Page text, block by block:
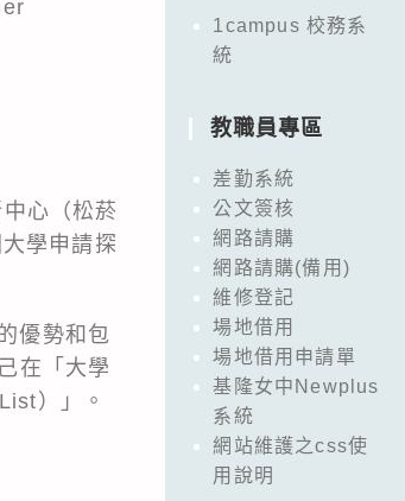
心（松菸
學申請探
優勢和包
在「大學
）」。
1campus 校務系
統
教職員專區
差勤系統
公文簽核
網路請購
網路請購(備用)
維修登記
場地借用
場地借用申請單
基隆女中Newplus
系統
網站維護之css使
用說明